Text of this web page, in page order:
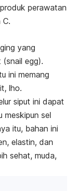
perawatan
C.
yang
(snail egg).
ini memang
lho.
siput ini dapat
meskipun sel
itu, bahan ini
elastin, dan
sehat, muda,